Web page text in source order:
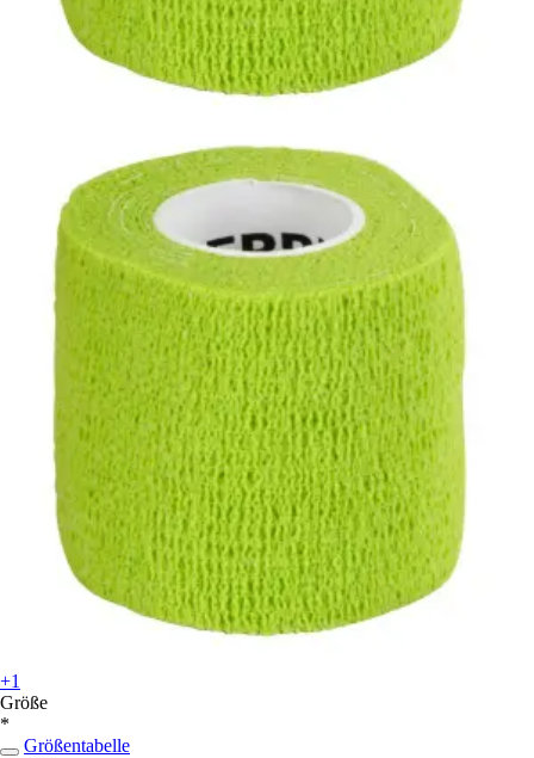
+1
Größe
*
Größentabelle